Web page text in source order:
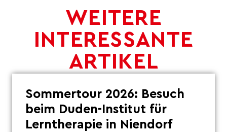
WEITERE
INTERESSANTE
ARTIKEL
Sommertour 2026: Besuch
beim Duden-Institut für
Lerntherapie in Niendorf